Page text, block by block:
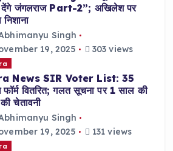
जंगलराज Part-2”; अखिलेश पर
निशाना
Singh
19, 2025
303 views
News SIR Voter List: 35
वितरित; गलत सूचना पर 1 साल की
चेतावनी
Singh
19, 2025
131 views